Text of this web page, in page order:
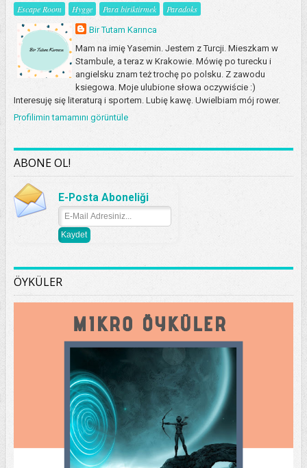
Escape Room
Hygge Para biriktirmek Paradoks
Bir Tutam Karınca
Mam na imię Yasemin. Jestem z Turcji. Mieszkam w
Stambule, a teraz w Krakowie. Mówię po turecku i
angielsku znam też trochę po polsku. Z zawodu
ksiegowa. Moje ulubione słowa oczywiście :)
Interesuję się literaturą i sportem. Lubię kawę. Uwielbiam mój rower.
Profilimin tamamını görüntüle
ABONE OL!
E-Posta Aboneliği
ÖYKÜLER